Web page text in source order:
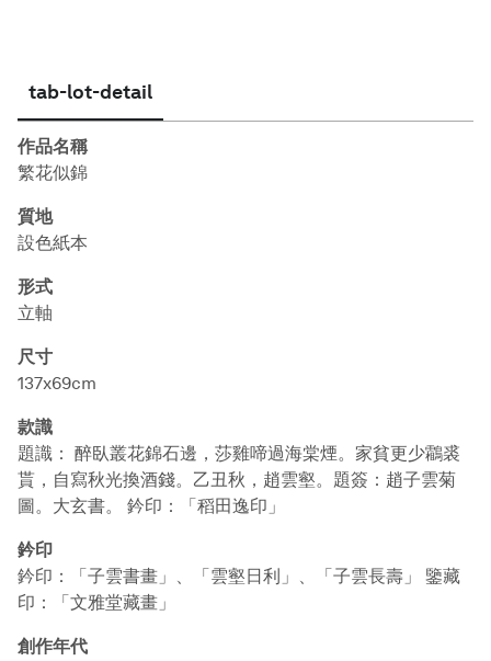
tab-lot-detail
作品名稱
繁花似錦
質地
設色紙本
形式
立軸
尺寸
137x69cm
款識
題識： 醉臥叢花錦石邊，莎雞啼過海棠煙。家貧更少鸘裘
貰，自寫秋光換酒錢。乙丑秋，趙雲壑。題簽：趙子雲菊
圖。大玄書。 鈐印：「稻田逸印」
鈐印
鈐印：「子雲書畫」、「雲壑日利」、「子雲長壽」 鑒藏
印：「文雅堂藏畫」
創作年代